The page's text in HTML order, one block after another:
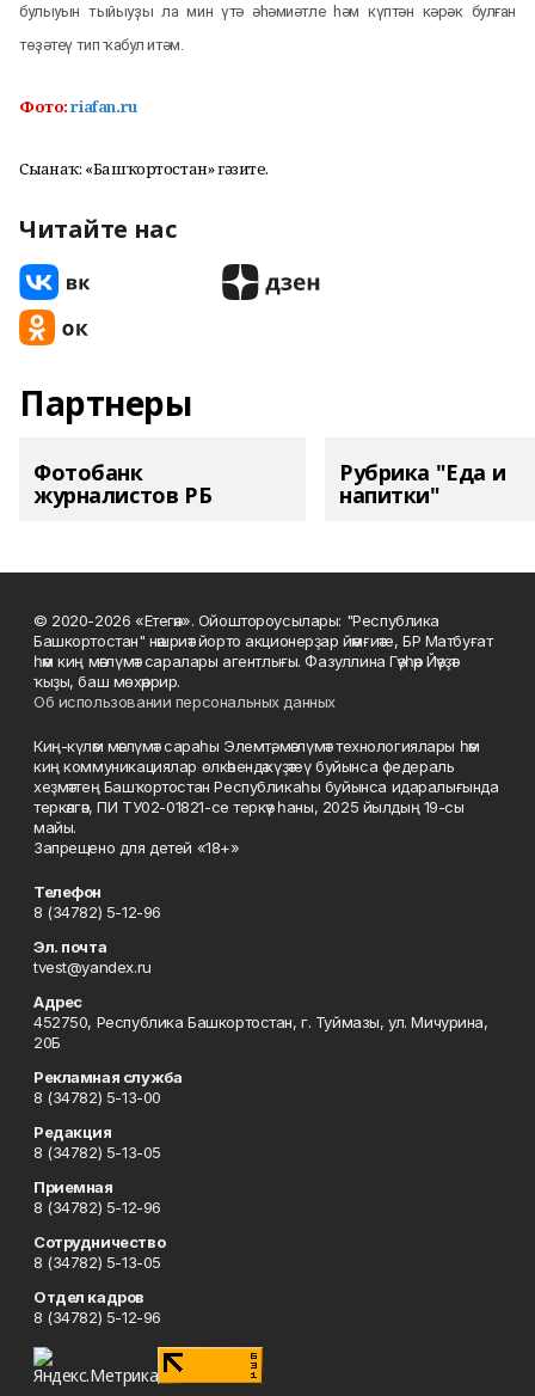
булыуын тыйыуҙы ла мин үтә әһәмиәтле һәм күптән кәрәк булған
төҙәтеү тип ҡабул итәм.
Фото:riafan.ru
Сығанаҡ: «Башҡортостан» гәзите.
Читайте нас
Партнеры
Фотобанк
журналистов РБ
Рубрика "Еда и
напитки"
© 2020-2026 «Етегән». Ойоштороусылары: "Республика
Башкортостан" нәшриәт йорто акционерҙар йәмғиәте, БР Матбуғат
һәм киң мәғлүмәт саралары агентлығы. Фазуллина Гәүһәр Йәүҙәт
ҡыҙы, баш мөхәррир.
Об использовании персональных данных
Киң-күләм мәғлүмәт сараһы Элемтә, мәғлүмәт технологиялары һәм
киң коммуникациялар өлкәһендә күҙәтеү буйынса федераль
хеҙмәттең Башҡортостан Республикаһы буйынса идаралығында
теркәлгән, ПИ ТУ02-01821-се теркәү һаны, 2025 йылдың 19-сы
майы.
Запрещено для детей «18+»
Телефон
8 (34782) 5-12-96
Эл. почта
tvest@yandex.ru
Адрес
452750, Республика Башкортостан, г. Туймазы, ул. Мичурина,
20Б
Рекламная служба
8 (34782) 5-13-00
Редакция
8 (34782) 5-13-05
Приемная
8 (34782) 5-12-96
Сотрудничество
8 (34782) 5-13-05
Отдел кадров
8 (34782) 5-12-96